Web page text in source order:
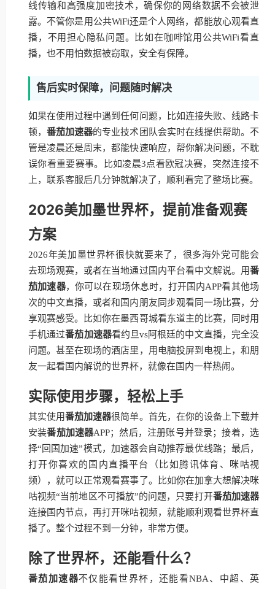
线传输和高强度加密技术，确保你的网络数据不会被泄
露。不管你是用公共WiFi还是个人网络，都能放心观看直
播，不用担心隐私问题。比如在咖啡馆用公共WiFi看直
播，也不用怕数据被窃取，安全有保障。
售后实时保障，问题随时解决
如果在使用过程中遇到任何问题，比如连接失败、线路卡
顿，番茄加速器的专业技术团队会实时在线提供帮助。不
管是凌晨还是周末，都能快速响应，帮你解决问题，不耽
误你看重要赛事。比如凌晨3点看欧冠决赛，突然连接不
上，联系客服后几分钟就解决了，顺利看完了整场比赛。
2026美加墨世界杯，提前准备观赛
方案
2026年美加墨世界杯很快就要来了，很多海外党可能会
去现场观赛，或者在当地通过国内平台看中文解说。用番
茄加速器，你可以在现场休息时，打开国内APP看其他场
次的中文直播，或者和国内朋友同步观看同一场比赛，分
享观赛感受。比如你在墨西哥城看东道主的比赛，同时用
手机通过番茄加速器看约旦vs阿根廷的中文直播，完全没
问题。甚至在现场的酒店里，用电脑投屏到电视上，和朋
友一起看国内解说的世界杯，就像在国内一样热闹。
实际使用步骤，轻松上手
其实使用番茄加速器很简单。首先，在你的设备上下载并
安装番茄加速器APP；然后，注册账号并登录；接着，选
择“回国加速”模式，加速器会自动推荐最优线路；最后，
打开你喜欢的国内直播平台（比如腾讯体育、咪咕视
频），就可以正常观看赛事了。比如你在加拿大想解决咪
咕视频“当前地区不可播放”的问题，只要打开番茄加速器
连接国内节点，再打开咪咕视频，就能顺利观看世界杯直
播了。整个过程不到一分钟，非常方便。
除了世界杯，还能看什么？
番茄加速器不仅能看世界杯，还能看NBA、中超、英